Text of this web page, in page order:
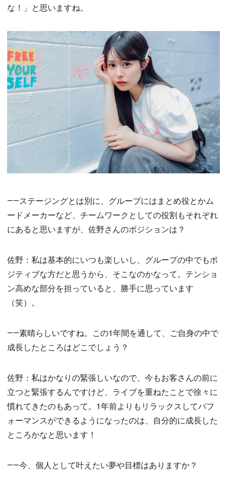
な！」と思いますね。
――ステージングとは別に、グループにはまとめ役とかム
ードメーカーなど、チームワークとしての役割もそれぞれ
にあると思いますが、佐野さんのポジションは？
佐野：私は基本的にいつも楽しいし、グループの中でもポ
ジティブな方だと思うから、そこなのかなって。テンショ
ン高めな部分を担っていると、勝手に思っています
（笑）。
――素晴らしいですね。この1年間を通して、ご自身の中で
成長したところはどこでしょう？
佐野：私はかなりの緊張しいなので、今もお客さんの前に
立つと緊張するんですけど、ライブを重ねたことで徐々に
慣れてきたのもあって。1年前よりもリラックスしてパフ
ォーマンスができるようになったのは、自分的に成長した
ところかなと思います！
――今、個人として叶えたい夢や目標はありますか？